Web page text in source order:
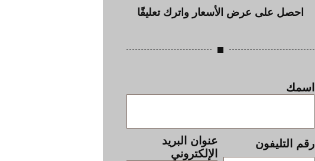
احصل على عرض الأسعار واترك تعليقًا
اسمك
رقم التليفون
عنوان البريد
الإلكتروني